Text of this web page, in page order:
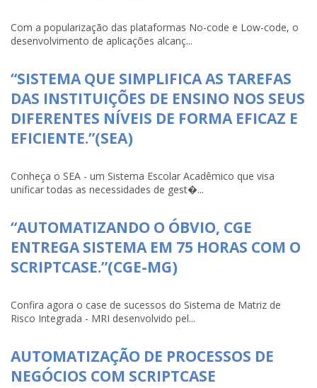
Com a popularização das plataformas No-code e Low-code, o
desenvolvimento de aplicações alcanç...
“SISTEMA QUE SIMPLIFICA AS TAREFAS
DAS INSTITUIÇÕES DE ENSINO NOS SEUS
DIFERENTES NÍVEIS DE FORMA EFICAZ E
EFICIENTE.”(SEA)
Conheça o SEA - um Sistema Escolar Acadêmico que visa
unificar todas as necessidades de gest�...
“AUTOMATIZANDO O ÓBVIO, CGE
ENTREGA SISTEMA EM 75 HORAS COM O
SCRIPTCASE.”(CGE-MG)
Confira agora o case de sucessos do Sistema de Matriz de
Risco Integrada - MRI desenvolvido pel...
AUTOMATIZAÇÃO DE PROCESSOS DE
NEGÓCIOS COM SCRIPTCASE